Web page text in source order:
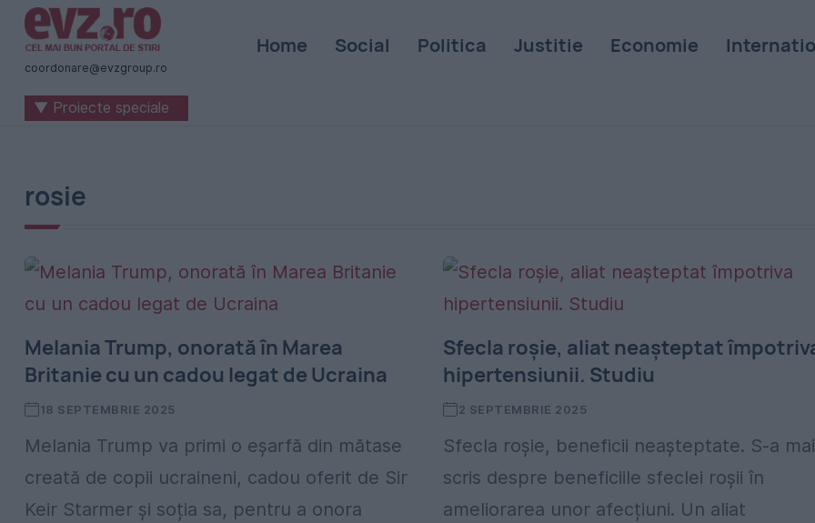
Știri
naționale
internaționale
România
-
Zilei
coordonare@evzgroup.ro
Home Social Politica Justitie Economie
▼ Proiecte speciale
rosie
Melania Trump, onorată în Marea
Britanie cu un cadou legat de Ucraina
18 SEPTEMBRIE 2025
Melania Trump va primi o eșarfă din mătase
creată de copii ucraineni, cadou oferit de Sir
Keir Starmer și soția sa, pentru a onora
Sfecla roșie, aliat neașteptat
hipertensiunii. Studiu
2 SEPTEMBRIE 2025
Sfecla roșie, beneficii neașteptate. S-a mai
scris despre beneficiile sfeclei roșii în
ameliorarea unor afecțiuni. Un aliat